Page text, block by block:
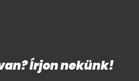
Írjon nekünk!